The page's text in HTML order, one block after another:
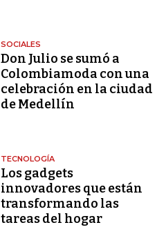
SOCIALES
Don Julio se sumó a
Colombiamoda con una
celebración en la ciudad
de Medellín
TECNOLOGÍA
Los gadgets
innovadores que están
transformando las
tareas del hogar